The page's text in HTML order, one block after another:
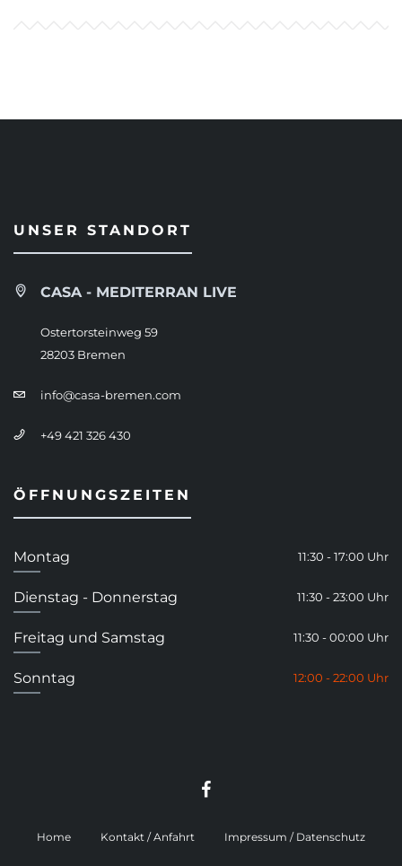
UNSER STANDORT
CASA - MEDITERRAN LIVE
Ostertorsteinweg 59
28203 Bremen
info@casa-bremen.com
+49 421 326 430
ÖFFNUNGSZEITEN
Montag 11:30 - 17:00 Uhr
Dienstag - Donnerstag 11:30 - 23:00 Uhr
Freitag und Samstag 11:30 - 00:00 Uhr
Sonntag 12:00 - 22:00 Uhr
Home Kontakt / Anfahrt Impressum / Datenschutz